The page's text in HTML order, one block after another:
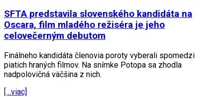
SFTA predstavila slovenského kandidáta na
Oscara, film mladého režiséra je jeho
celovečerným debutom
Finálneho kandidáta členovia poroty vyberali spomedzi
piatich hraných filmov. Na snímke Potopa sa zhodla
nadpolovičná väčšina z nich.
[…viac]